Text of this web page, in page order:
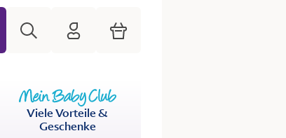
HiPP Mein Babyclub
Warenkorb
Viele Vorteile &
Geschenke